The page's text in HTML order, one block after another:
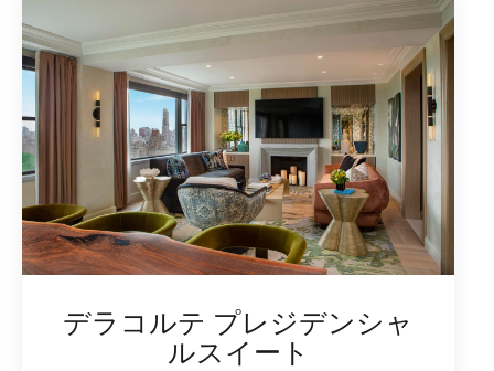
デラコルテ プレジデンシャ
ルスイート